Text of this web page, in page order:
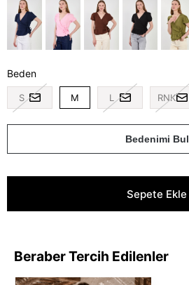
Beden
S M L RNK
Bedenimi Bul
Beraber Tercih Edilenler